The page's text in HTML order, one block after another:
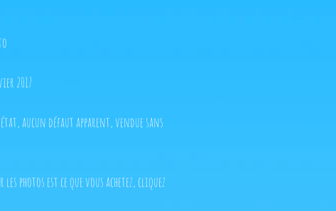
2017
aucun défaut apparent, vendue sans
les photos est ce que vous achetez, cliquez